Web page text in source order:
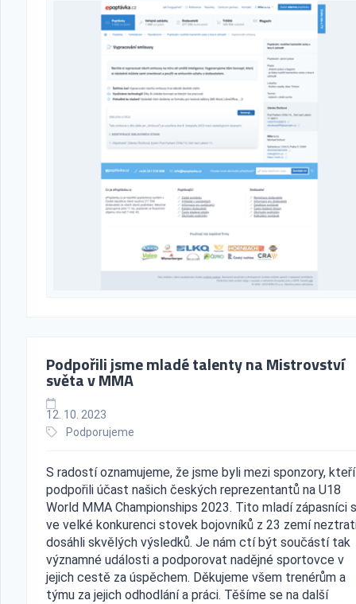
Podpořili jsme mladé talenty na Mistrovství
světa v MMA
12. 10. 2023
Podporujeme
S radostí oznamujeme, že jsme byli mezi sponzory, kteří
podpořili účast našich českých reprezentantů na U18
World MMA Championships 2023. Tito mladí zápasníci
ve velké konkurenci stovek bojovníků z 23 zemí
dosáhli skvělých výsledků. Je nám ctí být součástí tak
významné události a podporovat nadějné sportovce v
jejich cestě za úspěchem. Děkujeme všem trenérům a
týmu za jejich odhodlání a práci. Těšíme se na další